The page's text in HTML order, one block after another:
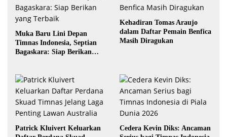
Muka Baru Lini Depan
Timnas Indonesia, Septian
Bagaskara: Siap Berikan
Kehadiran Tomas Araujo
dalam Daftar Pemain Benfica
Masih Diragukan
Patrick Kluivert Keluarkan
Cedera Kevin Diks: Ancaman